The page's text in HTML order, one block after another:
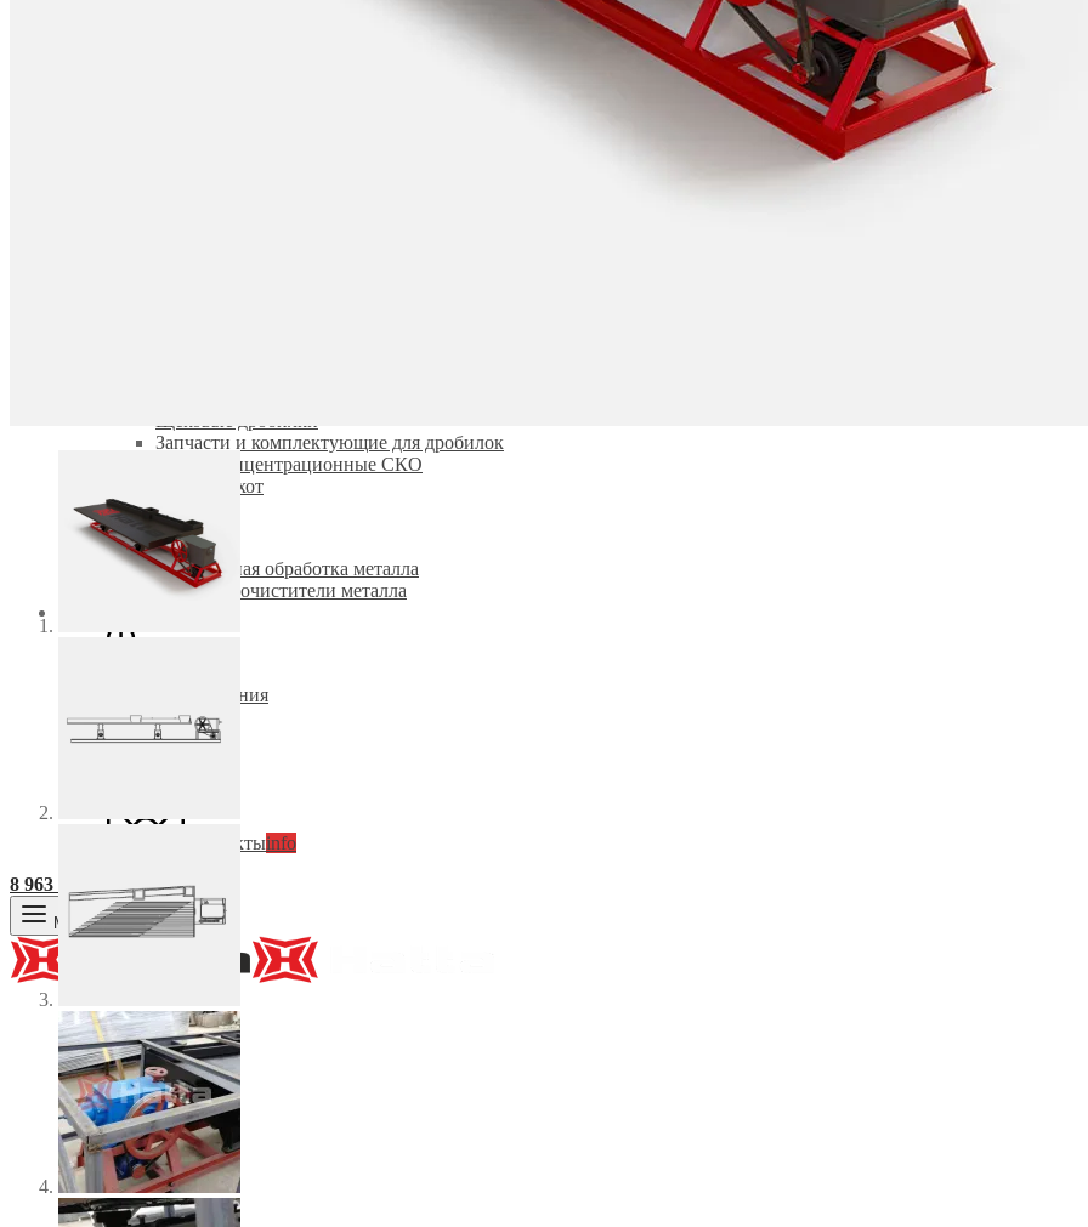
Запчасти и комплектующие для дробилок
Столы концентрационные СКО
Виброгрохот
Лазерная обработка металла
Лазерные очистители металла
Компания
О нас
FAQ’s
Контактыinfo
8 963 848 18 88
Меню